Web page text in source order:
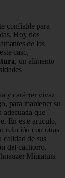
confiable para
Hoy nos
de los
caso,
, un alimento
y carácter vivaz,
para mantener su
adecuada que
En este artículo,
relación con otras
calidad de sus
del cachorro.
Miniatura